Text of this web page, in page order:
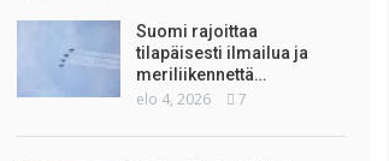
Suomi rajoittaa
tilapäisesti ilmailua ja
meriliikennettä…
elo 4, 2026 7